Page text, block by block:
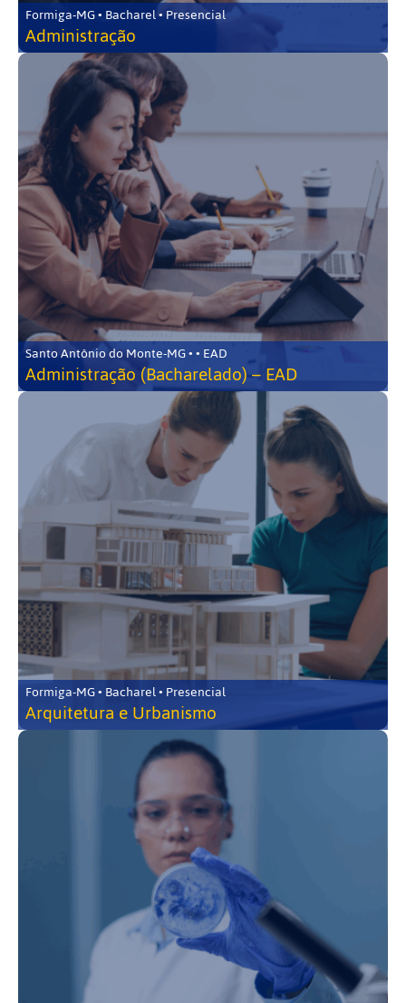
Formiga-MG • Bacharel • Presencial
Administração
Santo Antônio do Monte-MG • • EAD
Administração (Bacharelado) – EAD
Formiga-MG • Bacharel • Presencial
Arquitetura e Urbanismo